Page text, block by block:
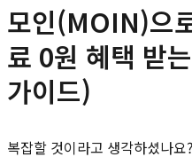
모인(MOIN)으
료 0원 혜택 받
가이드)
복잡할 것이라고 생각하셨나